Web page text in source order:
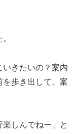
きたいの？案内
を歩き出して、案
しんでねー」と